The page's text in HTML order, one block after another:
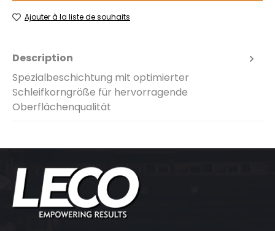
Ajouter à la liste de souhaits
Description
Spezialbeschichtung mit optimierter
Schleifkorngröße für hervorragende
Oberflächenqualität